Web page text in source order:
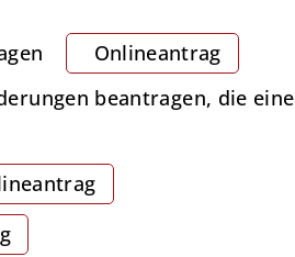
Onlineantrag
beantragen, die eine